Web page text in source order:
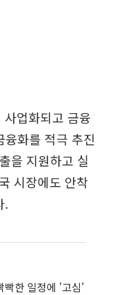
업화되고 금융
화를 적극 추진
을 지원하고 실
시장에도 안착
.
한 일정에 '고심'